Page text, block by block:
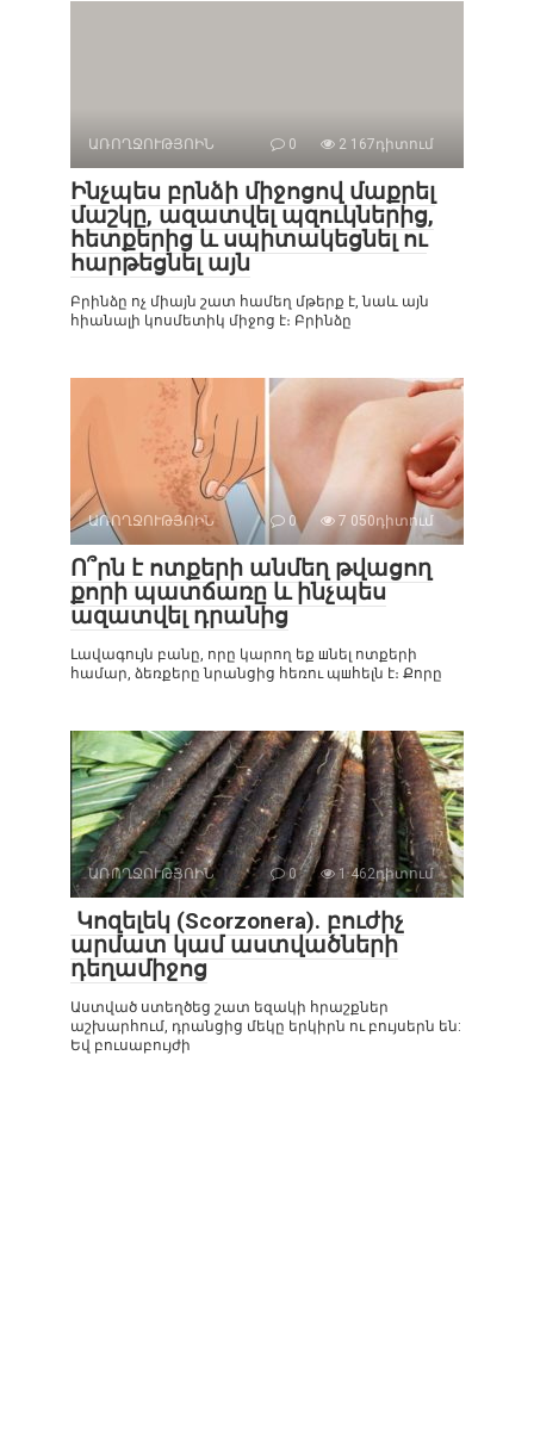
ԱՌՈՂՋՈՒԹՅՈԻՆ 0 2 167դիտում
Ինչպես բրնձի միջոցով մաքրել
մաշկը, ազատվել պզուկներից,
հետքերից և սպիտակեցնել ու
հարթեցնել այն
Բրինձը ոչ միայն շատ համեղ մթերք է, նաև այն
հիանալի կոսմետիկ միջոց է։ Բրինձը
ԱՌՈՂՋՈՒԹՅՈԻՆ 0 7 050դիտում
Ո՞րն է ոտքերի անմեղ թվացող
քորի պատճառը և ինչպես
ազատվել դրանից
Լավագույն բանը, որը կարող եք шնել ոտքերի
համար, ձեռքերը նրանցից հեռու պшհելն է։ Քորը
ԱՌՈՂՋՈՒԹՅՈԻՆ 0 1 462դիտում
Կոզելեկ (Scorzonera). բուժիչ
արմատ կամ աստվածների
դեղամիջոց
Աստված ստեղծեց շատ եզակի հրաշքներ
աշխարհում, դրանցից մեկը երկիրն ու բույսերն են:
Եվ բուսաբույժի